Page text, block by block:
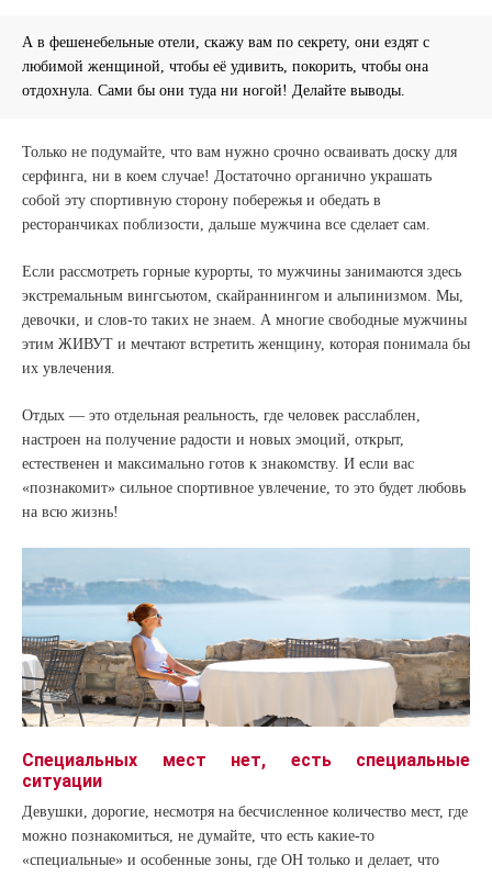
А в фешенебельные отели, скажу вам по секрету, они ездят с
любимой женщиной, чтобы её удивить, покорить, чтобы она
отдохнула. Сами бы они туда ни ногой! Делайте выводы.
Только не подумайте, что вам нужно срочно осваивать доску для
серфинга, ни в коем случае! Достаточно органично украшать
собой эту спортивную сторону побережья и обедать в
ресторанчиках поблизости, дальше мужчина все сделает сам.
Если рассмотреть горные курорты, то мужчины занимаются здесь
экстремальным вингсьютом, скайраннингом и альпинизмом. Мы,
девочки, и слов-то таких не знаем. А многие свободные мужчины
этим ЖИВУТ и мечтают встретить женщину, которая понимала бы
их увлечения.
Отдых — это отдельная реальность, где человек расслаблен,
настроен на получение радости и новых эмоций, открыт,
естественен и максимально готов к знакомству. И если вас
«познакомит» сильное спортивное увлечение, то это будет любовь
на всю жизнь!
Специальных мест нет, есть специальные
ситуации
Девушки, дорогие, несмотря на бесчисленное количество мест, где
можно познакомиться, не думайте, что есть какие-то
«специальные» и особенные зоны, где ОН только и делает, что